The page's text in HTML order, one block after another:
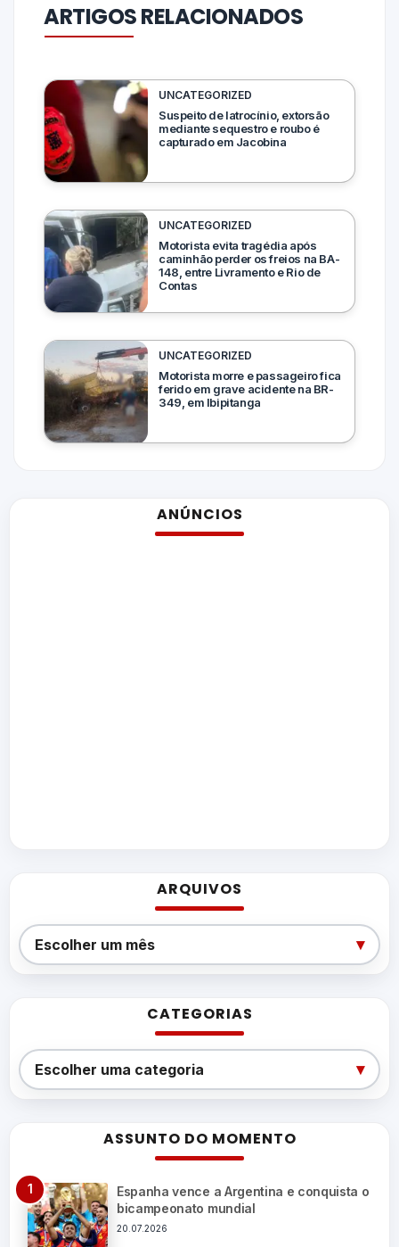
ARTIGOS RELACIONADOS
UNCATEGORIZED
Suspeito de latrocínio, extorsão
mediante sequestro e roubo é
capturado em Jacobina
UNCATEGORIZED
Motorista evita tragédia após
caminhão perder os freios na BA-
148, entre Livramento e Rio de
Contas
UNCATEGORIZED
Motorista morre e passageiro fica
ferido em grave acidente na BR-
349, em Ibipitanga
ANÚNCIOS
ARQUIVOS
Arquivos
Escolher um mês ▾
CATEGORIAS
Categorias
Escolher uma categoria ▾
ASSUNTO DO MOMENTO
Espanha vence a Argentina e conquista o
bicampeonato mundial
20.07.2026